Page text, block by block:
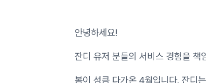
안녕하세요!
잔디 유저 분들의 서비스 경험을 책
봄이 성큼 다가온 4월입니다. 잔디